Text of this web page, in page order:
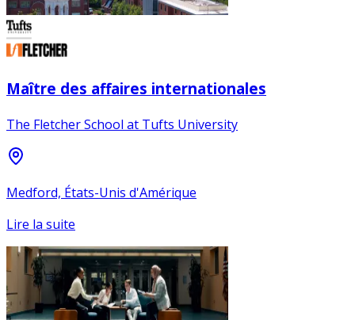
Maître des affaires internationales
The Fletcher School at Tufts University
Medford, États-Unis d'Amérique
Lire la suite